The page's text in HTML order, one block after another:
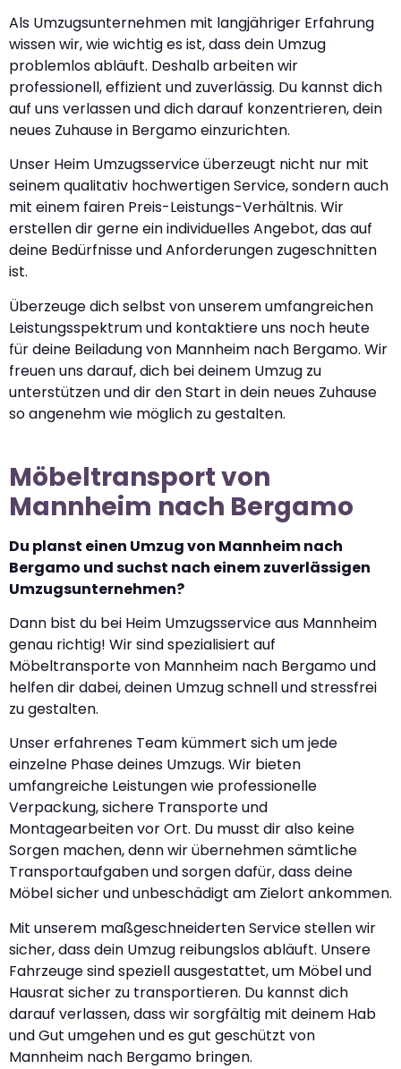
Als Umzugsunternehmen mit langjähriger Erfahrung
wissen wir, wie wichtig es ist, dass dein Umzug
problemlos abläuft. Deshalb arbeiten wir
professionell, effizient und zuverlässig. Du kannst dich
auf uns verlassen und dich darauf konzentrieren, dein
neues Zuhause in Bergamo einzurichten.
Unser Heim Umzugsservice überzeugt nicht nur mit
seinem qualitativ hochwertigen Service, sondern auch
mit einem fairen Preis-Leistungs-Verhältnis. Wir
erstellen dir gerne ein individuelles Angebot, das auf
deine Bedürfnisse und Anforderungen zugeschnitten
ist.
Überzeuge dich selbst von unserem umfangreichen
Leistungsspektrum und kontaktiere uns noch heute
für deine Beiladung von Mannheim nach Bergamo. Wir
freuen uns darauf, dich bei deinem Umzug zu
unterstützen und dir den Start in dein neues Zuhause
so angenehm wie möglich zu gestalten.
Möbeltransport von
Mannheim nach Bergamo
Du planst einen Umzug von Mannheim nach
Bergamo und suchst nach einem zuverlässigen
Umzugsunternehmen?
Dann bist du bei Heim Umzugsservice aus Mannheim
genau richtig! Wir sind spezialisiert auf
Möbeltransporte von Mannheim nach Bergamo und
helfen dir dabei, deinen Umzug schnell und stressfrei
zu gestalten.
Unser erfahrenes Team kümmert sich um jede
einzelne Phase deines Umzugs. Wir bieten
umfangreiche Leistungen wie professionelle
Verpackung, sichere Transporte und
Montagearbeiten vor Ort. Du musst dir also keine
Sorgen machen, denn wir übernehmen sämtliche
Transportaufgaben und sorgen dafür, dass deine
Möbel sicher und unbeschädigt am Zielort ankommen.
Mit unserem maßgeschneiderten Service stellen wir
sicher, dass dein Umzug reibungslos abläuft. Unsere
Fahrzeuge sind speziell ausgestattet, um Möbel und
Hausrat sicher zu transportieren. Du kannst dich
darauf verlassen, dass wir sorgfältig mit deinem Hab
und Gut umgehen und es gut geschützt von
Mannheim nach Bergamo bringen.